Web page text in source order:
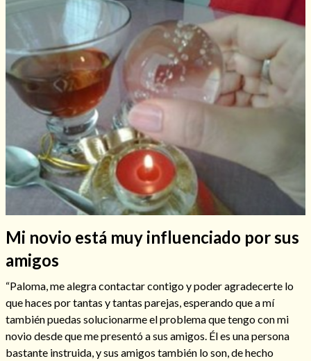
Hechizos de amor
Mi novio está muy influenciado por sus
amigos
“Paloma, me alegra contactar contigo y poder agradecerte lo
que haces por tantas y tantas parejas, esperando que a mí
también puedas solucionarme el problema que tengo con mi
novio desde que me presentó a sus amigos. Él es una persona
bastante instruida, y sus amigos también lo son, de hecho